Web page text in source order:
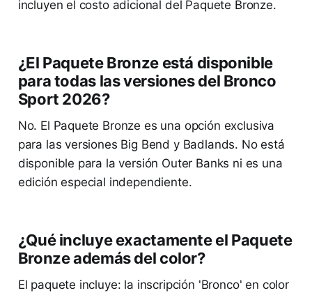
incluyen el costo adicional del Paquete Bronze.
¿El Paquete Bronze está disponible
para todas las versiones del Bronco
Sport 2026?
No. El Paquete Bronze es una opción exclusiva
para las versiones Big Bend y Badlands. No está
disponible para la versión Outer Banks ni es una
edición especial independiente.
¿Qué incluye exactamente el Paquete
Bronze además del color?
El paquete incluye: la inscripción 'Bronco' en color